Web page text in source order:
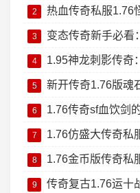
2 热血传奇私服1.76怪
3 变态传奇新手必看
4 1.95神龙刺影传奇：
5 新开传奇1.76版魂
6 1.76传奇sf血饮剑
7 1.76仿盛大传奇私
8 1.76金币版传奇私服
9 传奇复古1.76运十